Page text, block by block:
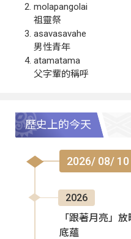
molapangolai
祖靈祭
asavasavahe
男性青年
atamatama
父字輩的稱呼
歷史上的今天
2026/ 08/ 10
2026
「跟著月亮」
底蘊